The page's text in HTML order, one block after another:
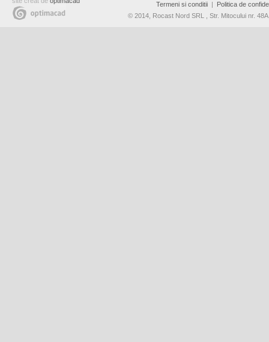
Termeni si conditii|
Politica de
© 2014, Rocast Nord SRL , Str. Mitocului nr.